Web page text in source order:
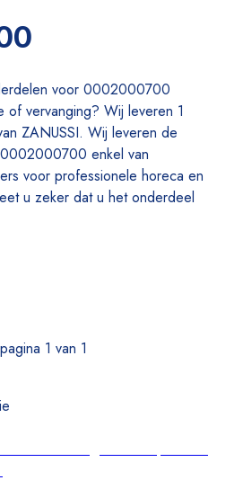
(
voor 0002000700
of vervanging? Wij leveren 1
ZANUSSI. Wij leveren de
enkel van
voor professionele horeca en
u zeker dat u het onderdeel
1 van 1